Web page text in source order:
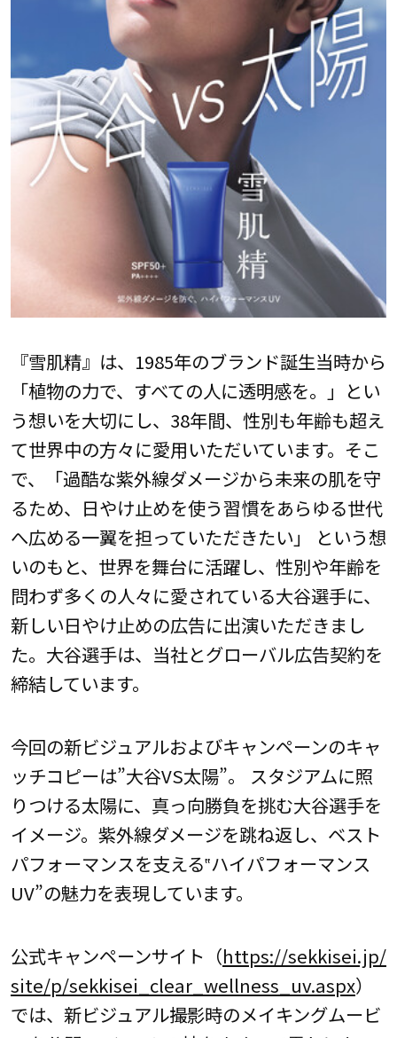
『雪肌精』は、1985年のブランド誕生当時から
「植物の力で、すべての人に透明感を。」とい
う想いを大切にし、38年間、性別も年齢も超え
て世界中の方々に愛用いただいています。そこ
で、「過酷な紫外線ダメージから未来の肌を守
るため、日やけ止めを使う習慣をあらゆる世代
へ広める一翼を担っていただきたい」 という想
いのもと、世界を舞台に活躍し、性別や年齢を
問わず多くの人々に愛されている大谷選手に、
新しい日やけ止めの広告に出演いただきまし
た。大谷選手は、当社とグローバル広告契約を
締結しています。
今回の新ビジュアルおよびキャンペーンのキャ
ッチコピーは”大谷VS太陽”。 スタジアムに照
りつける太陽に、真っ向勝負を挑む大谷選手を
イメージ。紫外線ダメージを跳ね返し、ベスト
パフォーマンスを支える‟ハイパフォーマンス
UV”の魅力を表現しています。
公式キャンペーンサイト（https://sekkisei.jp/
site/p/sekkisei_clear_wellness_uv.aspx）
では、新ビジュアル撮影時のメイキングムービ